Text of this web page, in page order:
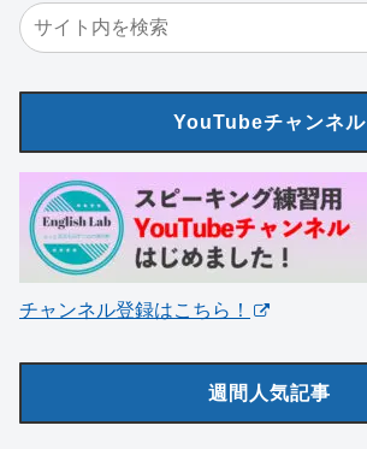
YouTubeチャンネル
チャンネル登録はこちら！
週間人気記事